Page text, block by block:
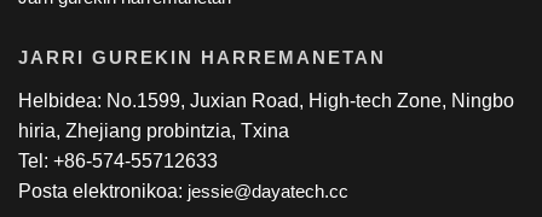
JARRI GUREKIN HARREMANETAN
Helbidea: No.1599, Juxian Road, High-tech Zone, Ningbo
hiria, Zhejiang probintzia, Txina
Tel: +86-574-55712633
Posta elektronikoa: jessie@dayatech.cc